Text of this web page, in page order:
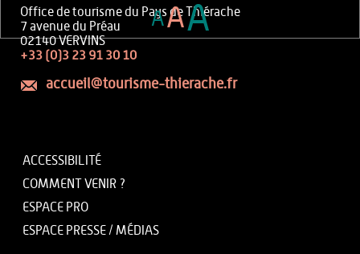
Office de tourisme du Pays de Thiérache
7 avenue du Préau
02140 VERVINS
+33 (0)3 23 91 30 10
accueil@tourisme-thierache.fr
ACCESSIBILITÉ
COMMENT VENIR ?
ESPACE PRO
ESPACE PRESSE / MÉDIAS
AAA